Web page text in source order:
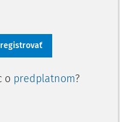
o predplatnom?